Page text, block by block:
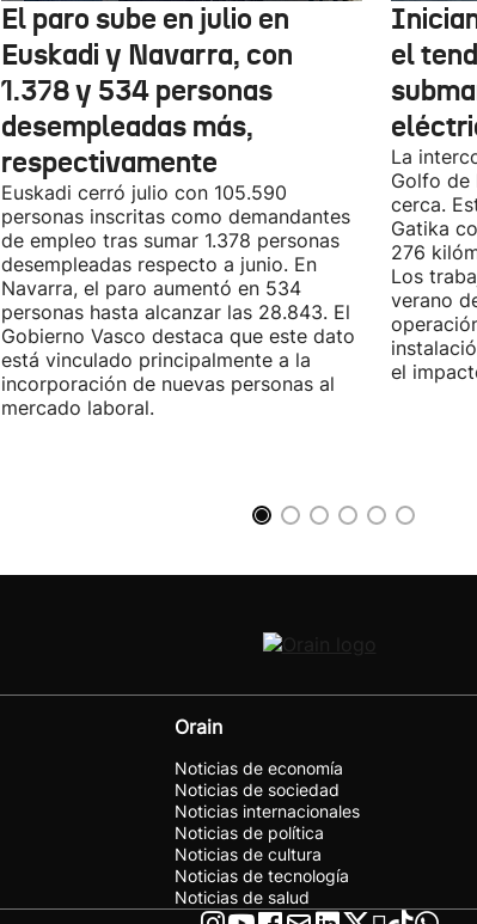
El paro sube en julio en
Euskadi y Navarra, con
1.378 y 534 personas
desempleadas más,
respectivamente
Euskadi cerró julio con 105.590
personas inscritas como demandantes
de empleo tras sumar 1.378 personas
desempleadas respecto a junio. En
Navarra, el paro aumentó en 534
personas hasta alcanzar las 28.843. El
Gobierno Vasco destaca que este dato
está vinculado principalmente a la
incorporación de nuevas personas al
mercado laboral.
el
La
Golfo de
cerca.
Gatika
276
Los
verano
el
Orain
Noticias de economía
Noticias de sociedad
Noticias internacionales
Noticias de política
Noticias de cultura
Noticias de tecnología
Noticias de salud